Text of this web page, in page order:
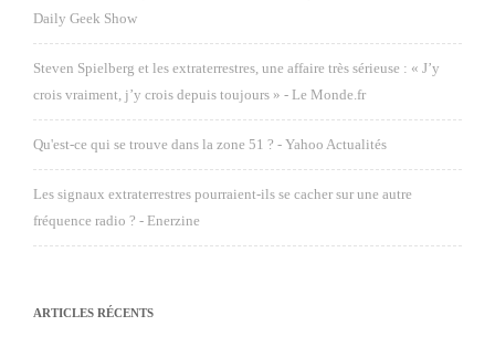
Daily Geek Show
Steven Spielberg et les extraterrestres, une affaire très sérieuse : « J’y
crois vraiment, j’y crois depuis toujours » - Le Monde.fr
Qu'est-ce qui se trouve dans la zone 51 ? - Yahoo Actualités
Les signaux extraterrestres pourraient-ils se cacher sur une autre
fréquence radio ? - Enerzine
ARTICLES RÉCENTS